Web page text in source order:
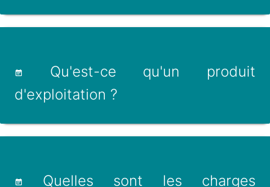
Qu'est-ce qu'un produit
d'exploitation ?
Quelles sont les charges